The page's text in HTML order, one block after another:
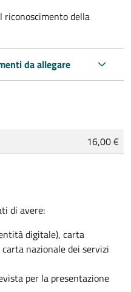
riconoscimento della
da allegare
16,00 €
di avere:
digitale), carta
nazionale dei servizi
per la presentazione